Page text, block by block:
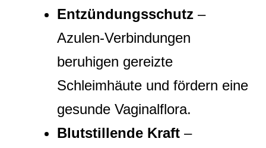
Entzündungsschutz–
Azulen‑Verbindungen
beruhigen gereizte
Schleimhäute und fördern eine
gesunde Vaginalflora.
Blutstillende Kraft–